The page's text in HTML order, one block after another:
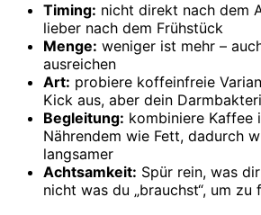
Timing: nicht direkt nach dem
lieber nach dem Frühstück
Menge: weniger ist mehr –
ausreichen
Art: probiere koffeinfreie
Kick aus, aber dein
Begleitung: kombiniere Kaffee
Nährendem wie Fett, dadurch
langsamer
Achtsamkeit: Spür rein, was
nicht was du „brauchst“, um zu